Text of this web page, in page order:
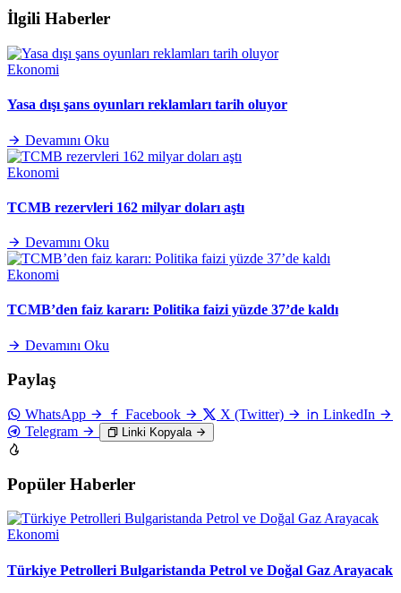
İlgili Haberler
Ekonomi
Yasa dışı şans oyunları reklamları tarih oluyor
Devamını Oku
Ekonomi
TCMB rezervleri 162 milyar doları aştı
Devamını Oku
Ekonomi
TCMB’den faiz kararı: Politika faizi yüzde 37’de kaldı
Devamını Oku
Paylaş
WhatsApp Facebook X (Twitter)
LinkedIn
Telegram
Linki Kopyala
Popüler Haberler
Ekonomi
Türkiye Petrolleri Bulgaristanda Petrol ve Doğal Gaz Arayacak